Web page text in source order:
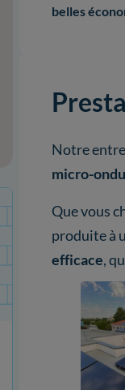
belles
Notre
micro-
Que vous
produite à
efficace,